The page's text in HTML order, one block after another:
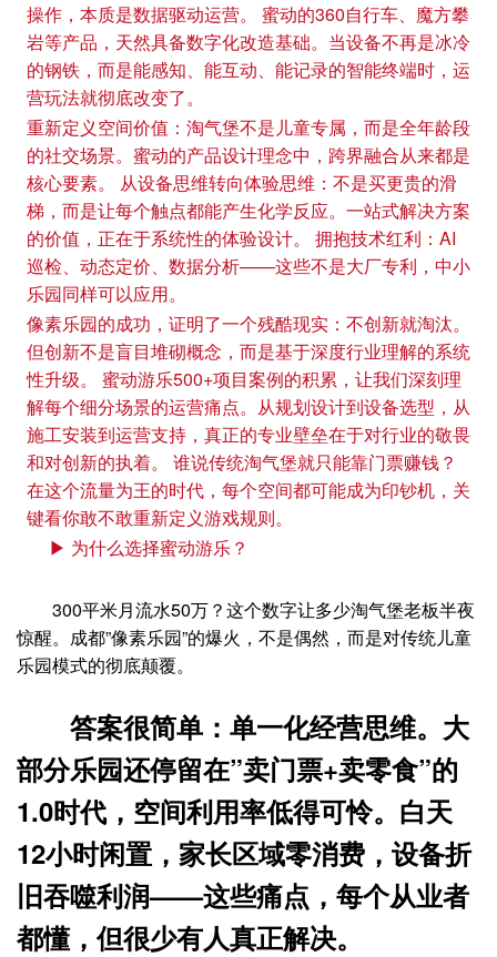
操作，本质是数据驱动运营。 蜜动的360自行车、魔方攀
岩等产品，天然具备数字化改造基础。当设备不再是冰冷
的钢铁，而是能感知、能互动、能记录的智能终端时，运
营玩法就彻底改变了。
重新定义空间价值：淘气堡不是儿童专属，而是全年龄段
的社交场景。蜜动的产品设计理念中，跨界融合从来都是
核心要素。 从设备思维转向体验思维：不是买更贵的滑
梯，而是让每个触点都能产生化学反应。一站式解决方案
的价值，正在于系统性的体验设计。 拥抱技术红利：AI
巡检、动态定价、数据分析——这些不是大厂专利，中小
乐园同样可以应用。
像素乐园的成功，证明了一个残酷现实：不创新就淘汰。
但创新不是盲目堆砌概念，而是基于深度行业理解的系统
性升级。 蜜动游乐500+项目案例的积累，让我们深刻理
解每个细分场景的运营痛点。从规划设计到设备选型，从
施工安装到运营支持，真正的专业壁垒在于对行业的敬畏
和对创新的执着。 谁说传统淘气堡就只能靠门票赚钱？
在这个流量为王的时代，每个空间都可能成为印钞机，关
键看你敢不敢重新定义游戏规则。
▶ 为什么选择蜜动游乐？
300平米月流水50万？这个数字让多少淘气堡老板半夜
惊醒。成都”像素乐园”的爆火，不是偶然，而是对传统儿童
乐园模式的彻底颠覆。
答案很简单： 单一化经营思维。大
部分乐园还停留在”卖门票+卖零食”的
1.0时代，空间利用率低得可怜。白天
12小时闲置，家长区域零消费，设备折
旧吞噬利润——这些痛点，每个从业者
都懂，但很少有人真正解决。